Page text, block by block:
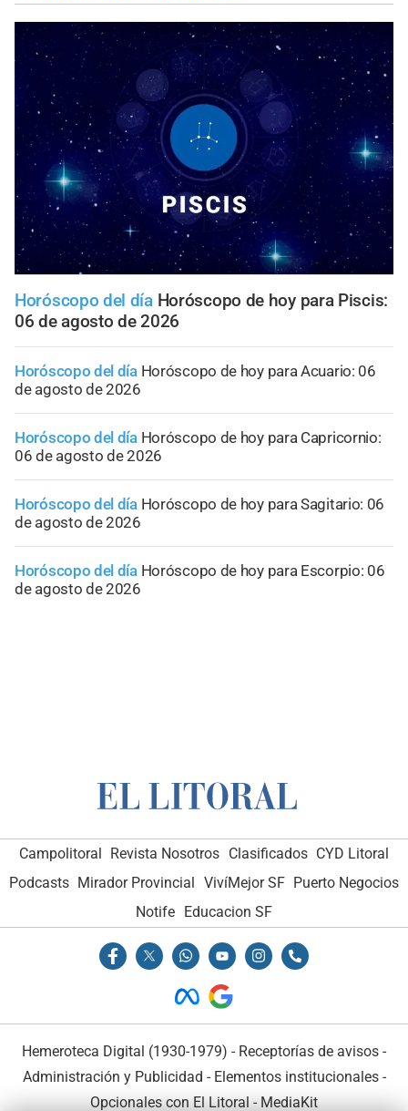
Horóscopo del día Horóscopo de hoy para Piscis:
06 de agosto de 2026
Horóscopo del día Horóscopo de hoy para Acuario: 06
de agosto de 2026
Horóscopo del día Horóscopo de hoy para Capricornio:
06 de agosto de 2026
Horóscopo del día Horóscopo de hoy para Sagitario: 06
de agosto de 2026
Horóscopo del día Horóscopo de hoy para Escorpio: 06
de agosto de 2026
Campolitoral Revista Nosotros Clasificados CYD Litoral
Podcasts Mirador Provincial VivíMejor SF Puerto Negocios
Notife Educacion SF
Hemeroteca Digital (1930-1979) - Receptorías de avisos -
Administración y Publicidad - Elementos institucionales-
Opcionales con El Litoral - MediaKit